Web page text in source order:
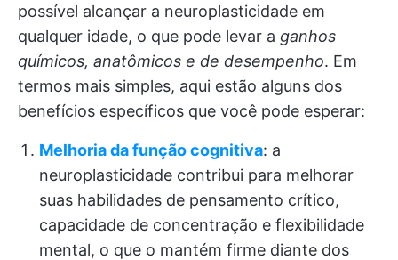
possível alcançar a neuroplasticidade em
qualquer idade, o que pode levar a ganhos
químicos, anatômicos e de desempenho. Em
termos mais simples, aqui estão alguns dos
benefícios específicos que você pode esperar:
Melhoria da função cognitiva: a
neuroplasticidade contribui para melhorar
suas habilidades de pensamento crítico,
capacidade de concentração e flexibilidade
mental, o que o mantém firme diante dos